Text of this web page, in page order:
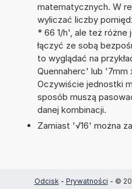
matematycznych. W
wyliczać liczby
* 66 1/h', ale też różne
łączyć ze sobą
to wyglądać na
Quennaherc' lub
Oczywiście jednostki
sposób muszą
danej kombinacji.
Zamiast '√16' można
Odcisk - Prywatności - ©